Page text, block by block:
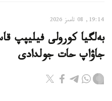
19:14, 08 تامىز 2026
بەلگيا كورولى فيليپپ
جاۋاپ حات جولدادى